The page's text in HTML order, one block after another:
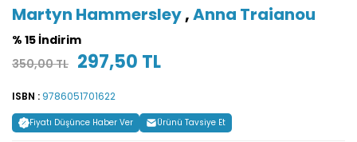
Martyn Hammersley,Anna Traianou
% 15 İndirim
350,00 TL 297,50 TL
ISBN : 9786051701622
Fiyatı Düşünce Haber Ver Ürünü Tavsiye Et